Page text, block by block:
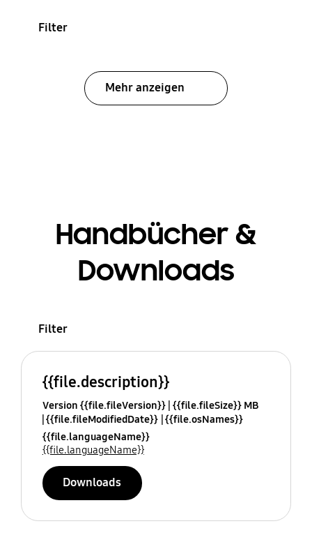
Filter
Mehr anzeigen
Handbücher &
Downloads
Filter
{{file.description}}
Version {{file.fileVersion}} {{file.fileSize}} MB
{{file.fileModifiedDate}} {{file.osNames}}
{{file.languageName}}
{{file.languageName}}
Downloads